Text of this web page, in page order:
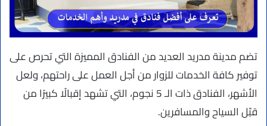
تضم مدينة مدريد العديد من الفنادق المميزة التي تحرص على
توفير كافة الخدمات للزوار من أجل العمل على راحتهم، ولعل
الأشهر، الفنادق ذات الـ 5 نجوم، التي تشهد إقبالًا كبيرًا من
قبّل السياح والمسافرين.